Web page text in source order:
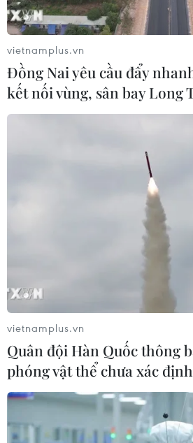
Cả nước có 6.975 người
Tthống kê của Ủy ban An toàn
thấy, tai nạn giao thông tiếp tục
về số vụ, số người chết và số
vietnamplus.vn
Đồng Nai yêu cầu đẩy
kết nối vùng, sân bay Long
vietnamplus.vn
Quân đội Hàn Quốc thông
phóng vật thể chưa xác định